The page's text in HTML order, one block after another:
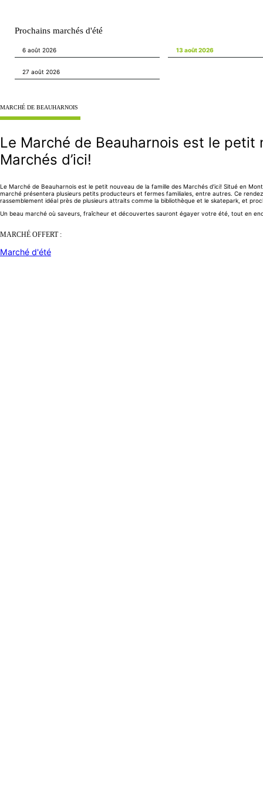
Prochains marchés d'été
6 août 2026 13 août 2026
27 août 2026
MARCHÉ DE BEAUHARNOIS
Le Marché de Beauharnois est le petit
Marchés d’ici!
Le Marché de Beauharnois est le petit nouveau de la famille des Marchés d’ici! Situé en
marché présentera plusieurs petits producteurs et fermes familiales, entre autres. Ce
rassemblement idéal près de plusieurs attraits comme la bibliothèque et le skatepark, et
Un beau marché où saveurs, fraîcheur et découvertes sauront égayer votre été, tout en
MARCHÉ OFFERT :
Marché d'été